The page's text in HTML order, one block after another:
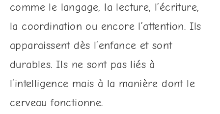
comme le langage, la lecture, l’écriture,
la coordination ou encore l’attention. Ils
apparaissent dès l’enfance et sont
durables. Ils ne sont pas liés à
l’intelligence mais à la manière dont le
cerveau fonctionne.